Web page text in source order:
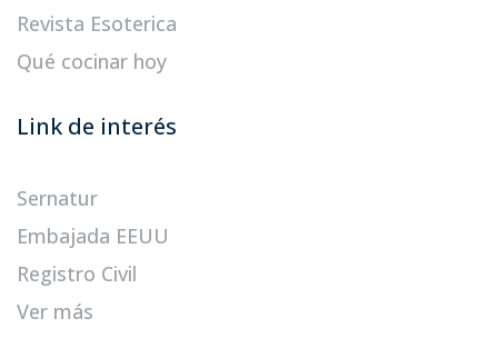
Revista Esoterica
Qué cocinar hoy
Link de interés
Sernatur
Embajada EEUU
Registro Civil
Ver más